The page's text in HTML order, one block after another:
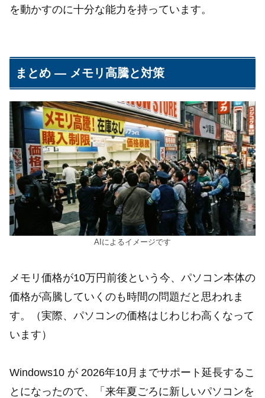
を動かすのに十分な能力を持っています。
まとめ ― メモリ高騰と対策
AIによるイメージです
メモリ価格が10万円前後という今、パソコン本体の
価格が高騰していくのも時間の問題だと思われま
す。（実際、パソコンの価格はじわじわ高くなって
います）
Windows10 が 2026年10月までサポート延長するこ
とになったので、「来年夏ごろに新しいパソコンを